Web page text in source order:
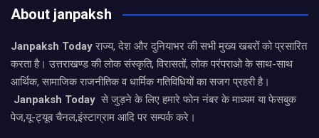
About janpaksh
Janpaksh Todayराज्य, देश और दुनियाभर की सभी मुख्य खबरों को प्रसारित
करता है। उत्तराखण्ड की लोक संस्कृति, विरासतों, लोक परंपराओ के साथ-साथ
आर्थिक, सामाजिक राजनीतिक व धार्मिक गतिविधियों का सजग प्रहरी है।
Janpaksh Today से जुड़ने के लिए हमारे फोन नंबर के माध्यम या फेसबुक
पेज,यू-ट्यूब चैनल,इंस्टाग्राम आदि पर सम्पर्क करे।